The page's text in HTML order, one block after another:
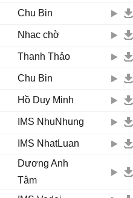
Chu Bin
Nhạc chờ
Thanh Thảo
Chu Bin
Hồ Duy Minh
IMS NhuNhung
IMS NhatLuan
Dương Anh
Tâm